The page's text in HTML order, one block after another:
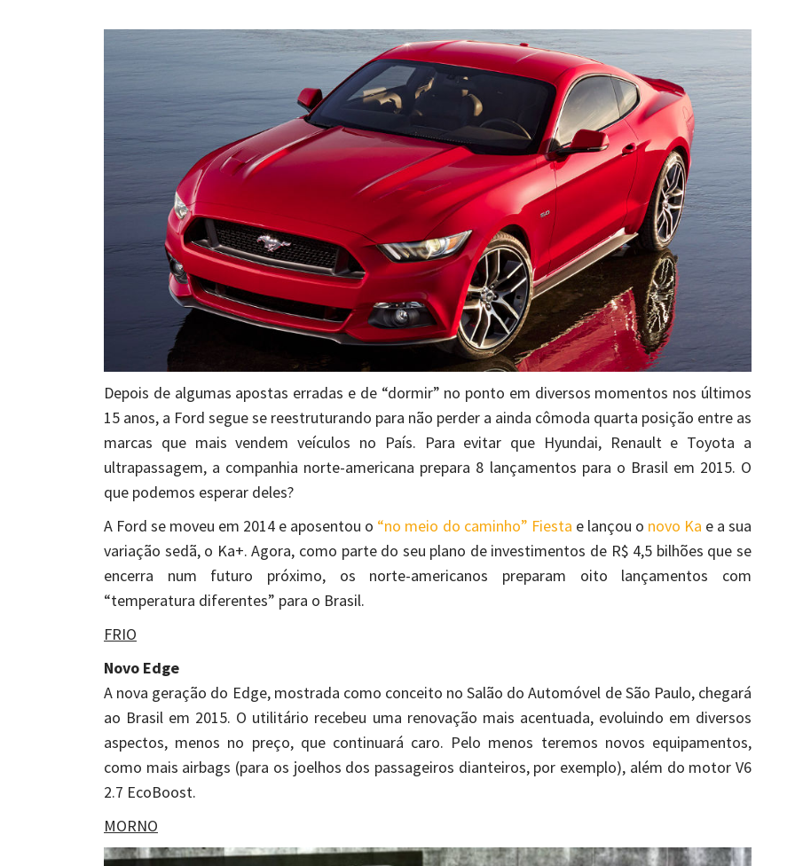
Depois de algumas apostas erradas e de “dormir” no ponto em diversos momentos nos últimos
15 anos, a Ford segue se reestruturando para não perder a ainda cômoda quarta posição entre as
marcas que mais vendem veículos no País. Para evitar que Hyundai, Renault e Toyota a
ultrapassagem, a companhia norte-americana prepara 8 lançamentos para o Brasil em 2015. O
que podemos esperar deles?
A Ford se moveu em 2014 e aposentou o “no meio do caminho” Fiesta e lançou o novo Ka e a sua
variação sedã, o Ka+. Agora, como parte do seu plano de investimentos de R$ 4,5 bilhões que se
encerra num futuro próximo, os norte-americanos preparam oito lançamentos com
“temperatura diferentes” para o Brasil.
FRIO
Novo Edge
A nova geração do Edge, mostrada como conceito no Salão do Automóvel de São Paulo, chegará
ao Brasil em 2015. O utilitário recebeu uma renovação mais acentuada, evoluindo em diversos
aspectos, menos no preço, que continuará caro. Pelo menos teremos novos equipamentos,
como mais airbags (para os joelhos dos passageiros dianteiros, por exemplo), além do motor V6
2.7 EcoBoost.
MORNO